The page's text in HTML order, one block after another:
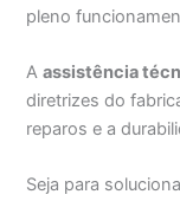
pleno
Aassistência
diretrizes do
reparos e a
Seja para